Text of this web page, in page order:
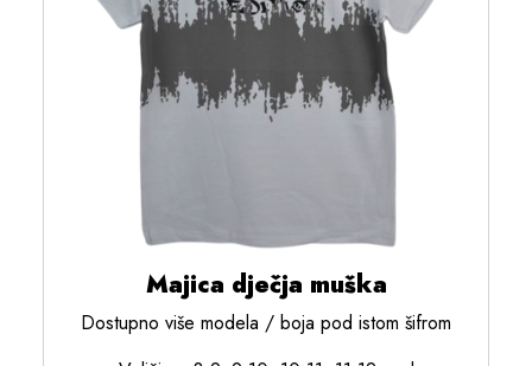
Majica dječja muška
Dostupno više modela / boja pod istom šifrom